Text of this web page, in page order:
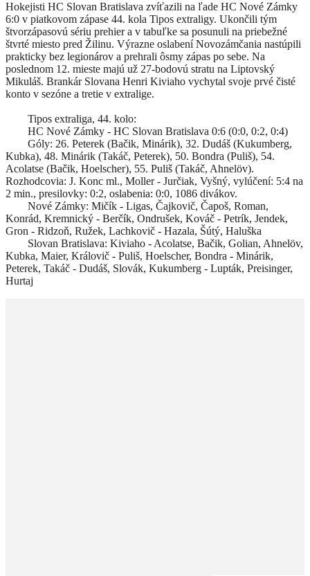
Hokejisti HC Slovan Bratislava zvíťazili na ľade HC Nové Zámky
6:0 v piatkovom zápase 44. kola Tipos extraligy. Ukončili tým
štvorzápasovú sériu prehier a v tabuľke sa posunuli na priebežné
štvrté miesto pred Žilinu. Výrazne oslabení Novozámčania nastúpili
prakticky bez legionárov a prehrali ôsmy zápas po sebe. Na
poslednom 12. mieste majú už 27-bodovú stratu na Liptovský
Mikuláš. Brankár Slovana Henri Kiviaho vychytal svoje prvé čisté
konto v sezóne a tretie v extralige.
Tipos extraliga, 44. kolo:
HC Nové Zámky - HC Slovan Bratislava 0:6 (0:0, 0:2, 0:4)
Góly: 26. Peterek (Bačik, Minárik), 32. Dudáš (Kukumberg,
Kubka), 48. Minárik (Takáč, Peterek), 50. Bondra (Puliš), 54.
Acolatse (Bačik, Hoelscher), 55. Puliš (Takáč, Ahnelöv).
Rozhodcovia: J. Konc ml., Moller - Jurčiak, Vyšný, vylúčení: 5:4 na
2 min., presilovky: 0:2, oslabenia: 0:0, 1086 divákov.
Nové Zámky: Mičík - Ligas, Čajkovič, Čapoš, Roman,
Konrád, Kremnický - Berčík, Ondrušek, Kováč - Petrík, Jendek,
Gron - Ridzoň, Ružek, Lachkovič - Hazala, Šútý, Haluška
Slovan Bratislava: Kiviaho - Acolatse, Bačik, Golian, Ahnelöv,
Kubka, Maier, Královič - Puliš, Hoelscher, Bondra - Minárik,
Peterek, Takáč - Dudáš, Slovák, Kukumberg - Lupták, Preisinger,
Hurtaj